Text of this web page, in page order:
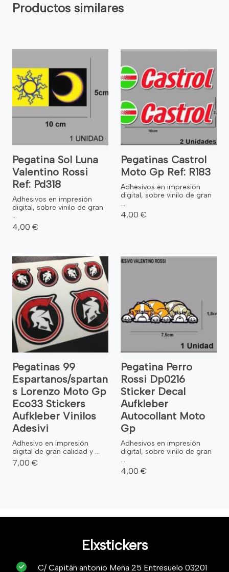
Productos similares
Pegatina Sol Luna
Valentino Rossi
Ref: Pd318
Adhesivos en impresión
digital, sobre vinilo de gran
...
4,00 €
Pegatinas Castrol
Moto Gp Ref: R183
Adhesivos en impresión
digital, sobre vinilo de gran
...
4,00 €
Pegatinas 99
Espartanos/spartan
s Lorenzo Moto Gp
Eco33 Stickers
Aufkleber Vinilos
Adesivi
Adhesivo en impresión
digital de gran calidad y ...
7,00 €
Pegatina Perro
Rossi Dp0216
Sticker Decal
Aufkleber
Autocollant Moto
Gp
Adhesivos en impresión
digital, sobre vinilo de gran
...
4,00 €
Elxstickers
C/ Capitán antonio Mena 25 Entresuelo 03201